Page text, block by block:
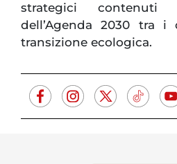
strategici contenuti
dell’Agenda 2030 tra
transizione ecologica.